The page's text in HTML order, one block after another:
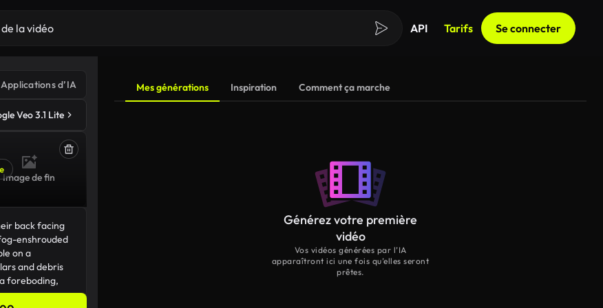
API Tarifs Se connecter
Applications d’IA
Veo 3.1 Lite
Image de fin
Mes générations Inspiration Comment ça marche
Générez votre première
vidéo
Vos vidéos générées par l’IA
apparaîtront ici une fois qu’elles seront
prêtes.